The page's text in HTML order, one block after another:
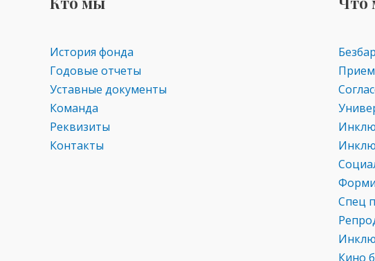
История фонда
Годовые отчеты
Уставные документы
Команда
Реквизиты
Контакты
Спец
Кино